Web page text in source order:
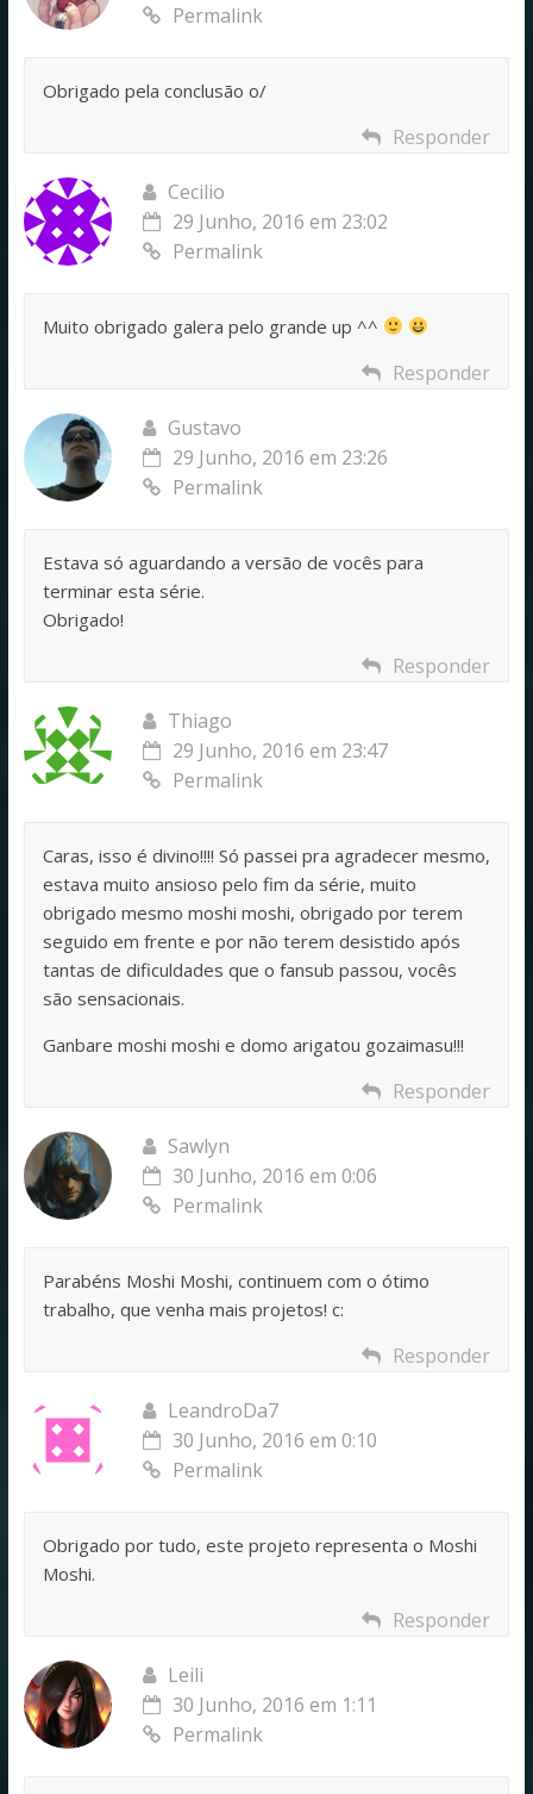
Permalink
Obrigado pela conclusão o/
Responder
Cecilio
29 Junho, 2016 em 23:02
Permalink
Muito obrigado galera pelo grande up ^^
Responder
Gustavo
29 Junho, 2016 em 23:26
Permalink
Estava só aguardando a versão de vocês para
terminar esta série.
Obrigado!
Responder
Thiago
29 Junho, 2016 em 23:47
Permalink
Caras, isso é divino!!!! Só passei pra agradecer mesmo,
estava muito ansioso pelo fim da série, muito
obrigado mesmo moshi moshi, obrigado por terem
seguido em frente e por não terem desistido após
tantas de dificuldades que o fansub passou, vocês
são sensacionais.
Ganbare moshi moshi e domo arigatou gozaimasu!!!
Responder
Sawlyn
30 Junho, 2016 em 0:06
Permalink
Parabéns Moshi Moshi, continuem com o ótimo
trabalho, que venha mais projetos! c:
Responder
LeandroDa7
30 Junho, 2016 em 0:10
Permalink
Obrigado por tudo, este projeto representa o Moshi
Moshi.
Responder
Leili
30 Junho, 2016 em 1:11
Permalink